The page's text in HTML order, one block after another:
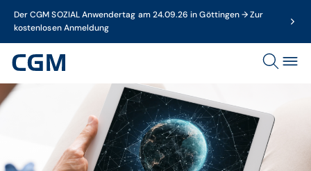
Der CGM SOZIAL Anwendertag am 24.09.26 in Göttingen → Zur
kostenlosen Anmeldung